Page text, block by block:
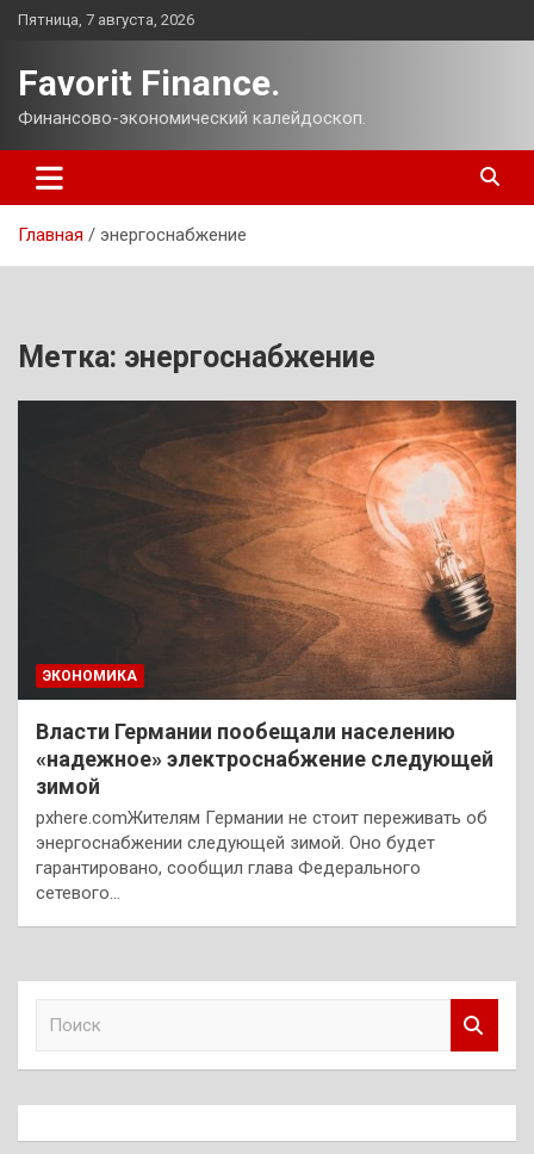
Перейти
Пятница, 7 августа, 2026
Favorit Finance.
Финансово-экономический калейдоскоп.
Главная энергоснабжение
Метка: энергоснабжение
ЭКОНОМИКА
Власти Германии пообещали населению
«надежное» электроснабжение следующей
зимой
pxhere.comЖителям Германии не стоит переживать об
энергоснабжении следующей зимой. Оно будет
гарантировано, сообщил глава Федерального
сетевого…
к